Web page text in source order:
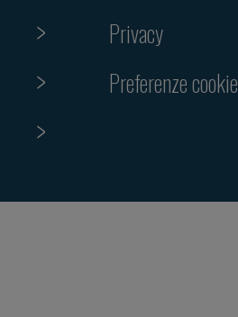
Privacy
Preferenze cookie